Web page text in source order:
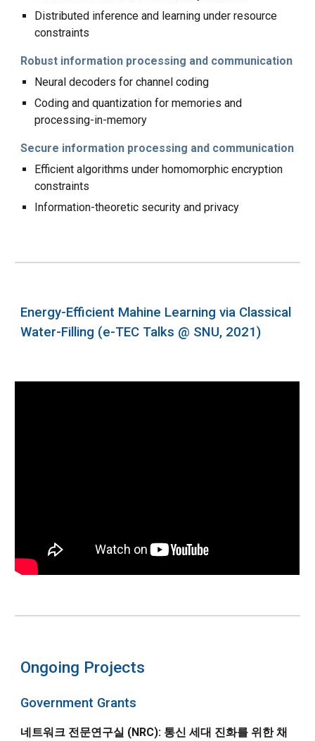
Distributed inference and learning under resource
constraints
Robust information processing and communication
Neural decoders for channel coding
Coding and quantization for memories and
processing-in-memory
Secure information processing and communication
Efficient algorithms under homomorphic encryption
constraints
Information-theoretic security and privacy
Energy-Efficient Mahine Learning via Classical
Water-Filling (e-TEC Talks @ SNU, 2021)
Ongoing Projects
Government Grants
네트워크 전문연구실 (NRC): 통신 세대 진화를 위한 채